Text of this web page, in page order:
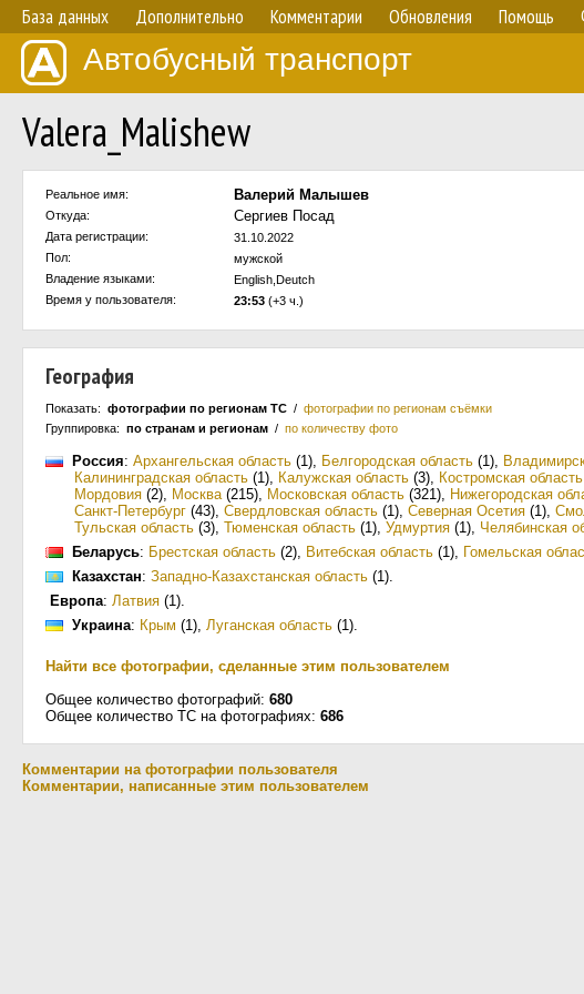
База данных Дополнительно Комментарии Обновления Помощь
Автобусный транспорт
Valera_Malishew
Реальное имя: Валерий Малышев
Откуда: Сергиев Посад
Дата регистрации:
31.10.2022
Пол:
мужской
Владение языками:
English,Deutch
Время у пользователя:
23:53 (+3 ч.)
География
Показать: фотографии по регионам ТС / фотографии по регионам съёмки
Группировка: по странам и регионам / по количеству фото
Россия: Архангельская область (1), Белгородская область (1),
Калининградская область (1), Калужская область (3), Костромская область
Мордовия (2), Москва(215), Московская область (321), Нижегородская
Санкт-Петербург (43), Свердловская область (1), Северная Осетия (1),
Тульская область (3), Тюменская область (1), Удмуртия (1), Челябинская
Беларусь: Брестская область (2), Витебская область (1), Гомельская
Казахстан: Западно-Казахстанская область (1).
Европа: Латвия (1).
Украина: Крым (1), Луганская область (1).
Найти все фотографии, сделанные этим пользователем
Общее количество фотографий: 680
Общее количество ТС на фотографиях: 686
Комментарии на фотографии пользователя
Комментарии, написанные этим пользователем